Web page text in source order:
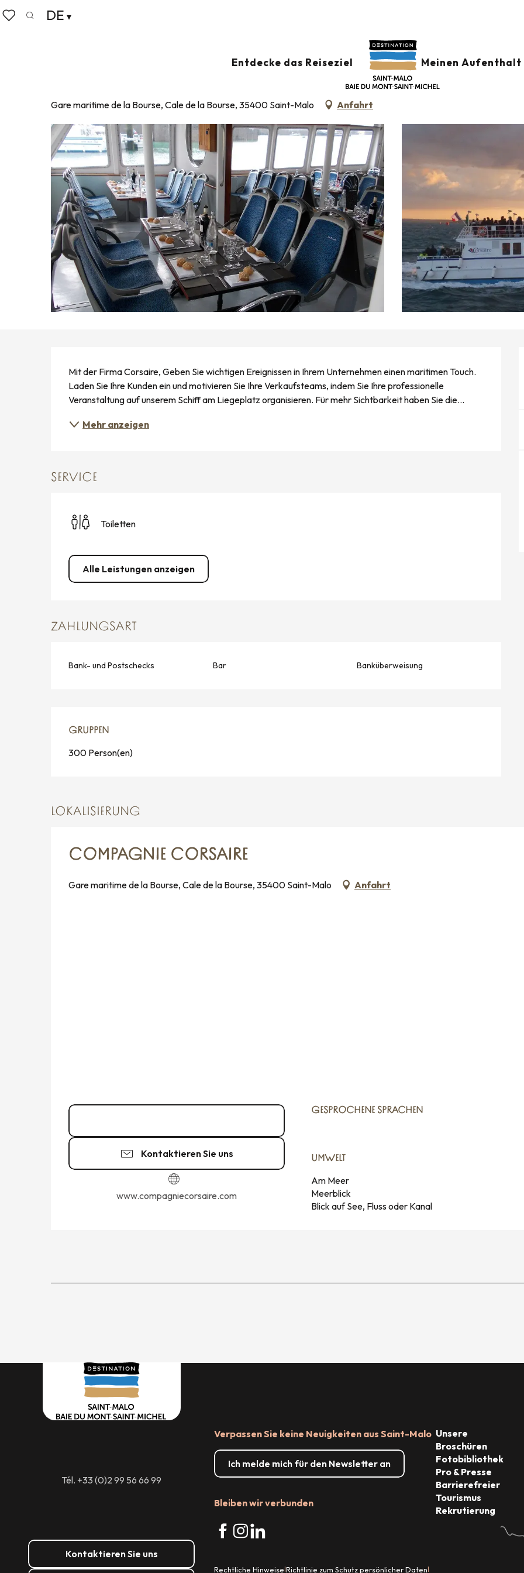
Aller
au
DE
Entdecke das Reiseziel Meinen
Startseite
Gare maritime de la Bourse, Cale de la Bourse, 35400 Saint-Malo Anfahrt
Mit der Firma Corsaire, Geben Sie wichtigen Ereignissen in Ihrem Unternehmen einen maritimen Touch.
Laden Sie Ihre Kunden ein und motivieren Sie Ihre Verkaufsteams, indem Sie Ihre professionelle
Veranstaltung auf unserem Schiff am Liegeplatz organisieren. Für mehr Sichtbarkeit haben Sie die...
Mehr anzeigen
SERVICE
Toiletten
Alle Leistungen anzeigen
ZAHLUNGSART
Bank- und Postschecks Bar Banküberweisung
GRUPPEN
GRUPPEN
300 Person(en)
LOKALISIERUNG
COMPAGNIE CORSAIRE
Gare maritime de la Bourse, Cale de la Bourse, 35400 Saint-Malo Anfahrt
Kontaktieren Sie uns
www.compagniecorsaire.com
GESPROCHENE SPRACHEN
GESPROCHENE SPRACHEN
UMWELT
UMWELT
Am Meer
Meerblick
Blick auf See, Fluss oder Kanal
Tél. +33 (0)2 99 56 66 99
Kontaktieren Sie uns
Verpassen Sie keine Neuigkeiten aus Saint-Malo
Ich melde mich für den Newsletter an
Bleiben wir verbunden
Unsere
Broschüren
Fotobibliothek
Pro & Presse
Barrierefreier
Tourismus
Rekrutierung
Rechtliche Hinweise|Richtlinie zum Schutz persönlicher Daten|